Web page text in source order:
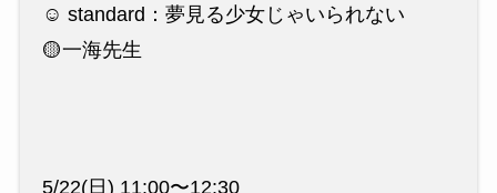
☺️ standard：夢見る少女じゃいられない
🟡一海先生
5/22(日) 11:00〜12:30